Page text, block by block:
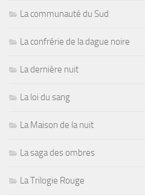
La communauté du Sud
La confrérie de la dague noire
La dernière nuit
La loi du sang
La Maison de la nuit
La saga des ombres
La Trilogie Rouge